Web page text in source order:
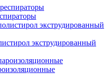
экструдированный